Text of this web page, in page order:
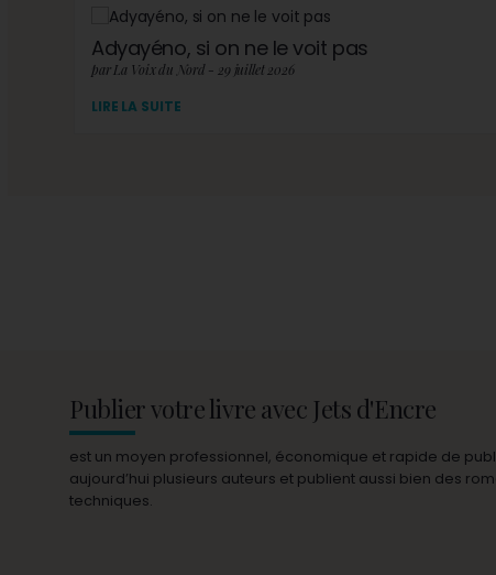
Adyayéno, si on ne le voit pas
par La Voix du Nord - 29 juillet 2026
LIRE LA SUITE
Publier votre livre avec Jets d'Encre
est un moyen professionnel, économique et rapide de
aujourd’hui plusieurs auteurs et publient aussi bien des
techniques.